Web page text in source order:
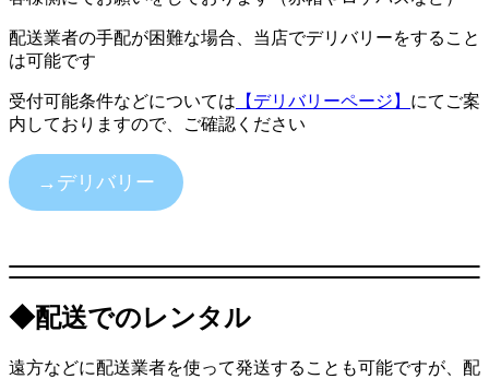
配送業者の手配が困難な場合、当店でデリバリーをすること
は可能です
受付可能条件などについては 【デリバリーページ】 にてご案
内しておりますので、ご確認ください
→デリバリー
◆配送でのレンタル
遠方などに配送業者を使って発送することも可能ですが、配